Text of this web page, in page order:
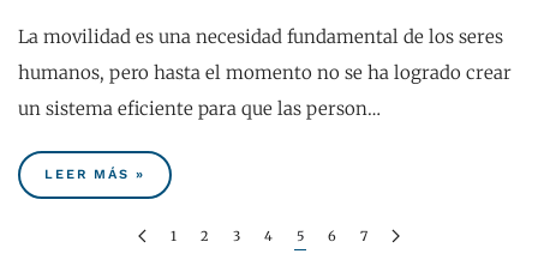
La movilidad es una necesidad fundamental de los seres
humanos, pero hasta el momento no se ha logrado crear
un sistema eficiente para que las person…
LEER MÁS »
1 2 3 4 5 6 7